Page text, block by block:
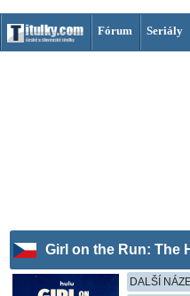
Fórum Seriály
Girl on the Run: The
DALŠÍ